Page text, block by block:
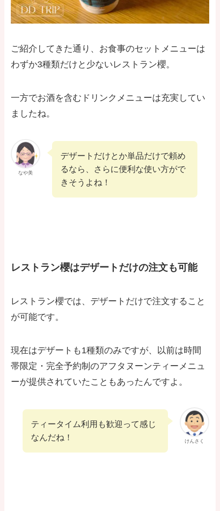
ご紹介してきた通り、お食事のセットメニューは
わずか3種類だけと少ないレストラン櫻。
一方でお酒を含むドリンクメニューは充実してい
ましたね。
なや美
デザートだけとか単品だけで頼め
るなら、さらに便利な使い方がで
きそうよね！
レストラン櫻はデザートだけの注文も可能
レストラン櫻では、デザートだけで注文すること
が可能です。
現在はデザートも1種類のみですが、以前は時間
帯限定・完全予約制のアフタヌーンティーメニュ
ーが提供されていたこともあったんですよ。
けんさく
ティータイム利用も歓迎って感じ
なんだね！